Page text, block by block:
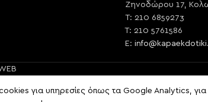
Ζηνοδώρου 17,
T: 210 6859273
T: 210 5761586
E:
για υπηρεσίες όπως τα Google Analytics,